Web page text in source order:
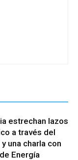
estrechan lazos
a través del
una charla con
Energía